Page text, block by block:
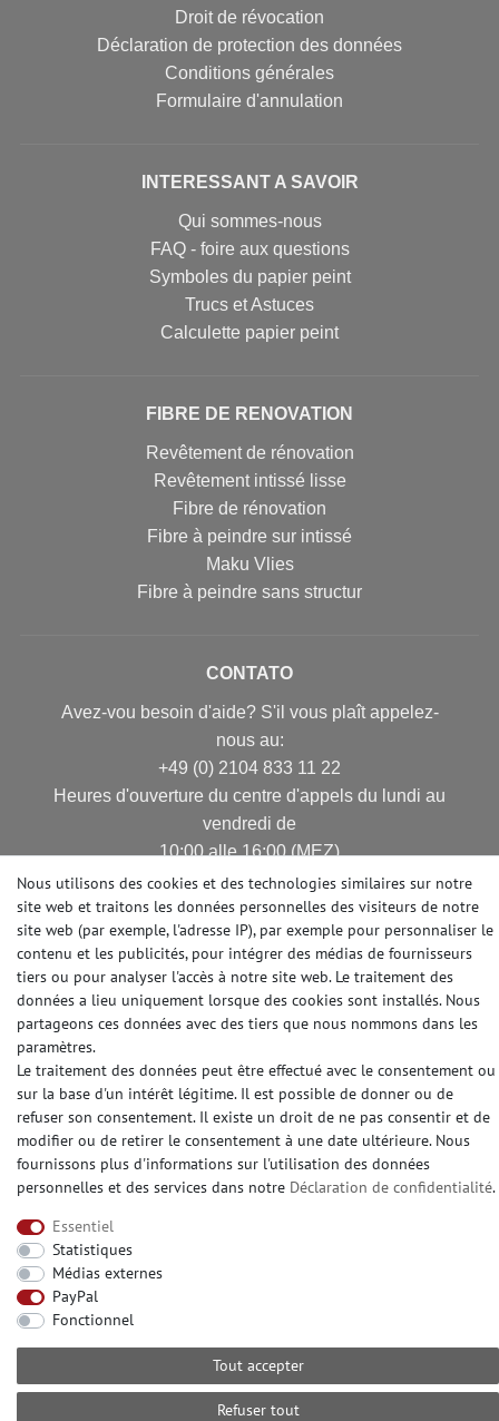
Droit de révocation
Déclaration de protection des données
Conditions générales
Formulaire d'annulation
INTERESSANT A SAVOIR
Qui sommes-nous
FAQ - foire aux questions
Symboles du papier peint
Trucs et Astuces
Calculette papier peint
FIBRE DE RENOVATION
Revêtement de rénovation
Revêtement intissé lisse
Fibre de rénovation
Fibre à peindre sur intissé
Maku Vlies
Fibre à peindre sans structur
CONTATO
Avez-vou besoin d'aide? S'il vous plaît appelez-
nous au:
+49 (0) 2104 833 11 22
Heures d'ouverture du centre d'appels du lundi au
vendredi de
10:00 alle 16:00 (MEZ)
E-mail: info@profhome.fr
MODES DE PAIEMENT
DES MÉDIAS SOCIAUX
Nous utilisons des cookies et des technologies similaires sur notre
site web et traitons les données personnelles des visiteurs de notre
site web (par exemple, l'adresse IP), par exemple pour personnaliser le
contenu et les publicités, pour intégrer des médias de fournisseurs
tiers ou pour analyser l'accès à notre site web. Le traitement des
données a lieu uniquement lorsque des cookies sont installés. Nous
partageons ces données avec des tiers que nous nommons dans les
paramètres.
Le traitement des données peut être effectué avec le consentement ou
sur la base d'un intérêt légitime. Il est possible de donner ou de
refuser son consentement. Il existe un droit de ne pas consentir et de
modifier ou de retirer le consentement à une date ultérieure. Nous
fournissons plus d'informations sur l'utilisation des données
personnelles et des services dans notre Déclaration de confidentialité.
Essentiel
Statistiques
Médias externes
PayPal
Fonctionnel
Tout accepter
Refuser tout